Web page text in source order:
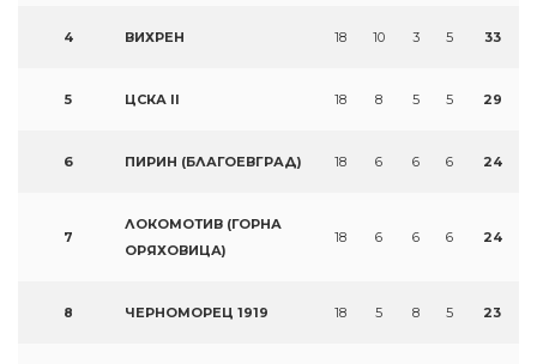
4 ВИХРЕН 18 10 3 5 33
5 ЦСКА II 18 8 5 5 29
6 ПИРИН (БЛАГОЕВГРАД) 18 6 6 6 24
7
ЛОКОМОТИВ (ГОРНА
ОРЯХОВИЦА)
18 6 6 6 24
8 ЧЕРНОМОРЕЦ 1919 18 5 8 5 23